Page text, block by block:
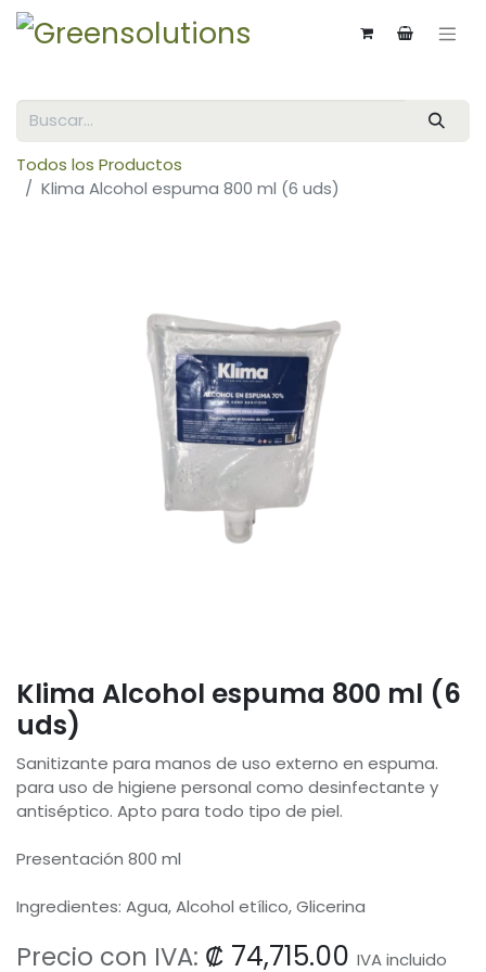
Todos los Productos
Klima Alcohol espuma 800 ml (6 uds)
Klima Alcohol espuma 800 ml (6
uds)
Sanitizante para manos de uso externo en espuma.
para uso de higiene personal como desinfectante y
antiséptico. Apto para todo tipo de piel.
Presentación 800 ml
Ingredientes: Agua, Alcohol etílico, Glicerina
Precio con IVA: ₡ 74,715.00 IVA incluido